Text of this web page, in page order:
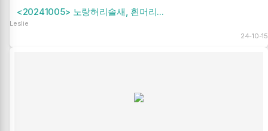
<20241005> 노랑허리솔새, 흰머리...
Leslie
24-10-15